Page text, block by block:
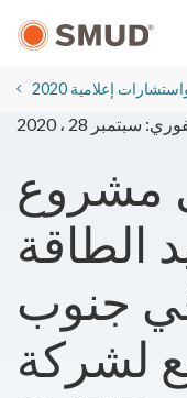
إلى
الرئيسي
واستشارات إعلامية
سبتمبر 28 ، 2020
مشروع
الطاقة
في جنوب
لشركة